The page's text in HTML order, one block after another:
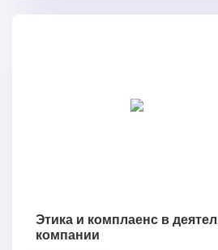
Этика и комплаенс в
компании